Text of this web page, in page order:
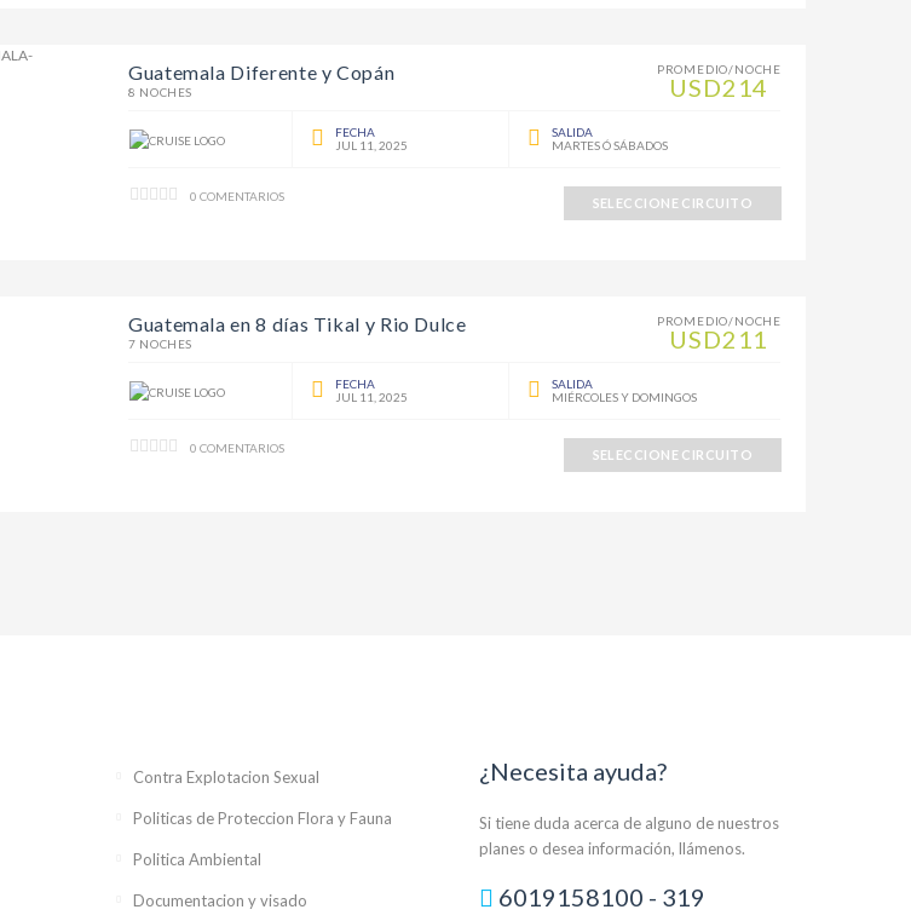
Guatemala Diferente y Copán
8 NOCHES
PROMEDIO/NOCHE
USD214
FECHA
JUL 11, 2025
SALIDA
MARTES Ó SÁBADOS
0 COMENTARIOS SELECCIONE CIRCUITO
Guatemala en 8 días Tikal y Rio Dulce
7 NOCHES
PROMEDIO/NOCHE
USD211
FECHA
JUL 11, 2025
SALIDA
MIÉRCOLES Y DOMINGOS
0 COMENTARIOS SELECCIONE CIRCUITO
Contra Explotacion Sexual
Politicas de Proteccion Flora y Fauna
Politica Ambiental
Documentacion y visado
¿Necesita ayuda?
Si tiene duda acerca de alguno de nuestros
planes o desea información, llámenos.
6019158100 - 319